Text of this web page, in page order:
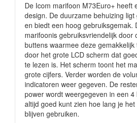
De Icom marifoon M73Euro+ heeft
design. De duurzame behuizing
en biedt een hoog gebruiksgemak.
marifoonis gebruiksvriendelijk door
buttens waarmee deze
door het grote LCD scherm dat
te lezen is. Het scherm toont het
grote cijfers. Verder worden de
indicatoren weer gegeven. De
power wordt weergegeven in een 4
altijd goed kunt zien hoe lang je
blijven gebruiken.